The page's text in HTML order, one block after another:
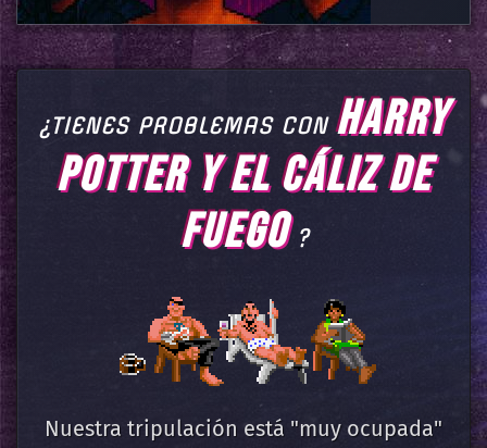
¿TIENES PROBLEMAS CONHARRY
POTTER Y EL CÁLIZ DE
FUEGO?
Nuestra tripulación está "muy ocupada"